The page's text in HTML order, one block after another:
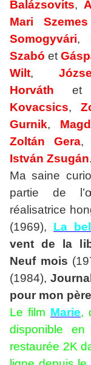
Balázsovits,
Mari
Szemes
Somogyvári,
Szabó et
Wilt,
Horváth
Kovacsics,
Gurnik,
Zoltán Gera,
István Zsugán.
Ma saine
partie de
réalisatrice
(1969), La
vent de la
Neuf mois
(1984),
pour mon
Le film Marie,
disponible
restaurée 2K